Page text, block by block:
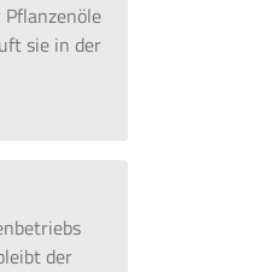
sie in der
der